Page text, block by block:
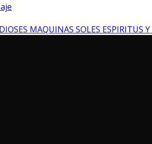
MAQUINAS SOLES ESPIRITUS